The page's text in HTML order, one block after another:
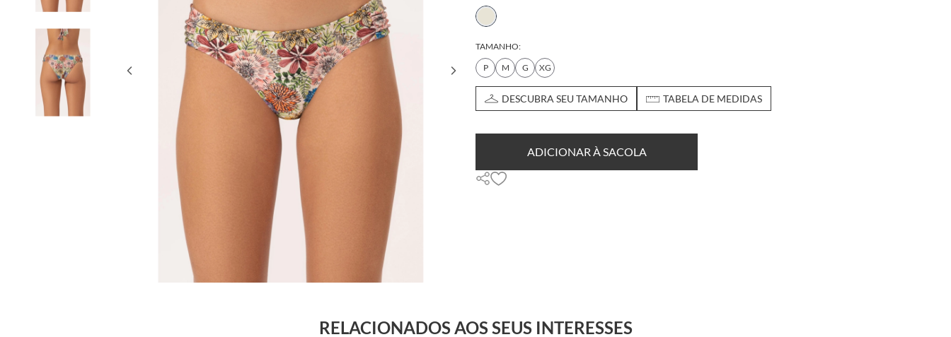
TAMANHO:
P
M G XG
DESCUBRA SEU TAMANHO TABELA DE MEDIDAS
ADICIONAR À SACOLA
RELACIONADOS AOS SEUS INTERESSES